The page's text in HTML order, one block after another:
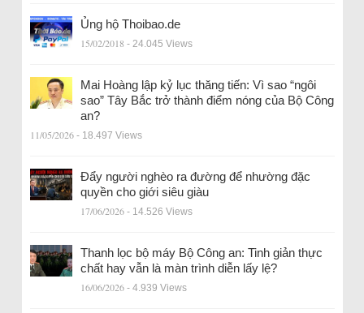
Ủng hộ Thoibao.de
15/02/2018 - 24.045 Views
Mai Hoàng lập kỷ lục thăng tiến: Vì sao “ngôi
sao” Tây Bắc trở thành điểm nóng của Bộ Công
an?
11/05/2026 - 18.497 Views
Đẩy người nghèo ra đường để nhường đặc
quyền cho giới siêu giàu
17/06/2026 - 14.526 Views
Thanh lọc bộ máy Bộ Công an: Tinh giản thực
chất hay vẫn là màn trình diễn lấy lệ?
16/06/2026 - 4.939 Views